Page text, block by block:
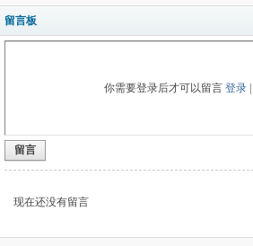
留言板
你需要登录后才可以留言 登录|
留言
现在还没有留言